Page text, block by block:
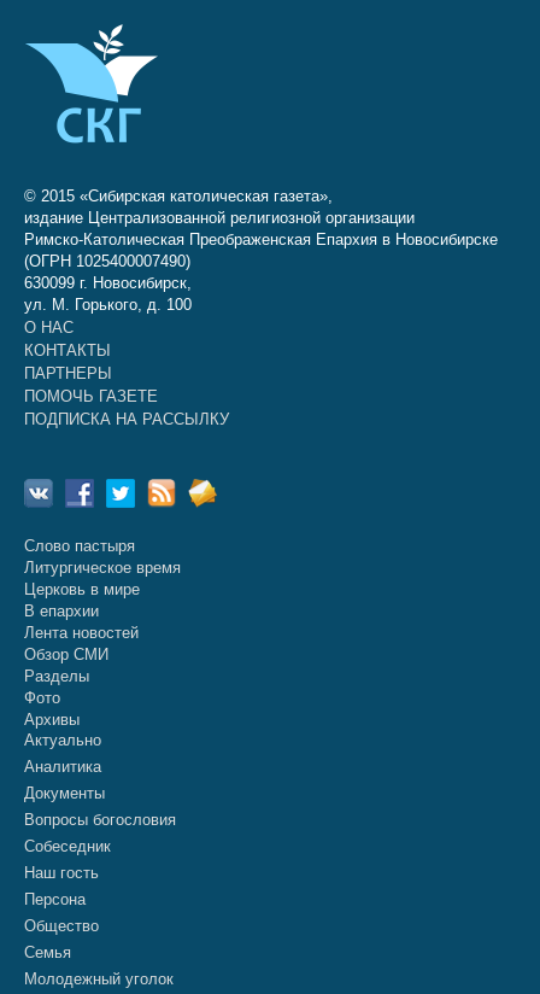
© 2015 «Сибирская католическая газета»,
издание Централизованной религиозной организации
Римско-Католическая Преображенская Епархия в Новосибирске
(ОГРН 1025400007490)
630099 г. Новосибирск,
ул. М. Горького, д. 100
О НАС
КОНТАКТЫ
ПАРТНЕРЫ
ПОМОЧЬ ГАЗЕТЕ
ПОДПИСКА НА РАССЫЛКУ
Слово пастыря
Литургическое время
Церковь в мире
В епархии
Лента новостей
Обзор СМИ
Разделы
Фото
Архивы
Актуально
Аналитика
Документы
Вопросы богословия
Собеседник
Наш гость
Персона
Общество
Семья
Молодежный уголок